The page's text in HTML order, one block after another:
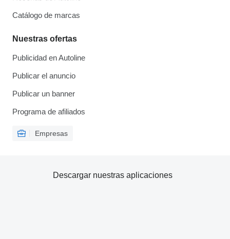
Catálogo de marcas
Nuestras ofertas
Publicidad en Autoline
Publicar el anuncio
Publicar un banner
Programa de afiliados
Empresas
Descargar nuestras aplicaciones